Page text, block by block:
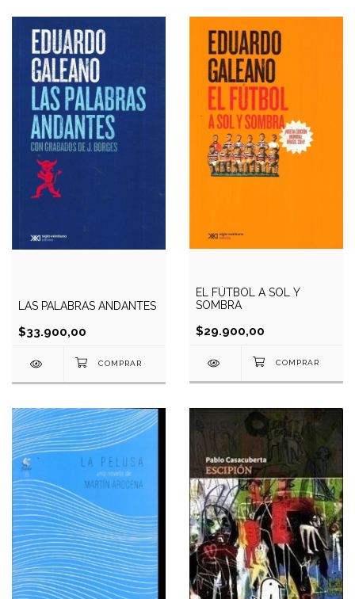
LAS PALABRAS ANDANTES
$33.900,00
EL FÚTBOL A SOL Y
SOMBRA
$29.900,00